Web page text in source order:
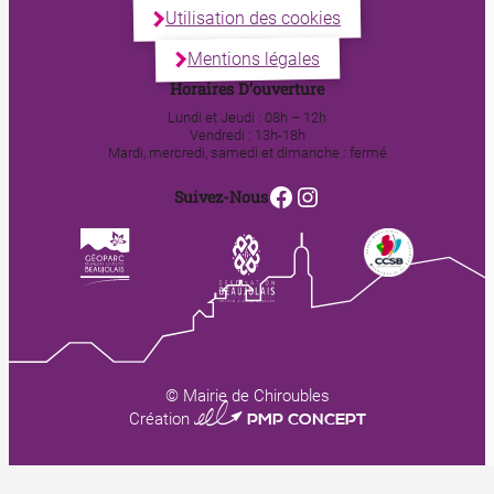
Utilisation des cookies
Mentions légales
Horaires D’ouverture
Lundi et Jeudi : 08h – 12h
Vendredi : 13h-18h
Mardi, mercredi, samedi et dimanche : fermé
Suivez-NousFacebook
Instagram
© Mairie de Chiroubles
Création 0123 PMP CONCEPT